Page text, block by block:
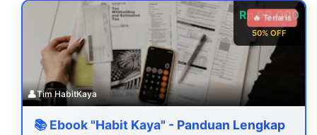
Rp 99.000
50% OFF
🔥 Terlaris
👤Tim HabitKaya
📚 Ebook "Habit Kaya" - Panduan Lengkap